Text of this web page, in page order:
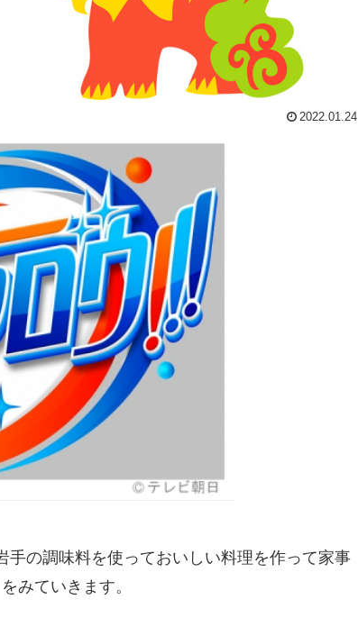
2022.01.24
の調味料を使っておいしい料理を作って家事
みていきます。